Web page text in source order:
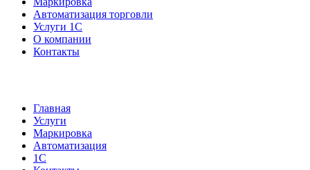
Автоматизация торговли
Услуги 1С
О компании
Контакты
Главная
Услуги
Маркировка
Автоматизация
1С